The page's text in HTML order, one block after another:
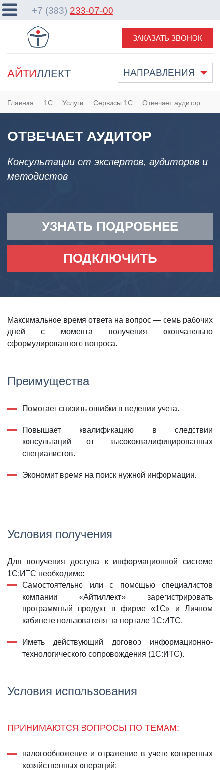
НАПРАВЛЕНИЯ
АЙТИЛЛЕКТ
+7 (383) 233-07-00
ЗАКАЗАТЬ ЗВОНОК
Главная 1С Услуги Сервисы 1С Отвечает аудитор
ОТВЕЧАЕТ АУДИТОР
Консультации от экспертов, аудиторов и
методистов
УЗНАТЬ ПОДРОБНЕЕ
ПОДКЛЮЧИТЬ
Максимальное время ответа на вопрос — семь рабочих
дней с момента получения окончательно
сформулированного вопроса.
Преимущества
Помогает снизить ошибки в ведении учета.
Повышает квалификацию в следствии
консультаций от высококвалифицированных
специалистов.
Экономит время на поиск нужной информации.
Условия получения
Для получения доступа к информационной системе
1С:ИТС необходимо:
Самостоятельно или с помощью специалистов
компании «Айтиллект» зарегистрировать
программный продукт в фирме «1С» и Личном
кабинете пользователя на портале 1С:ИТС.
Иметь действующий договор информационно-
технологического сопровождения (1С:ИТС).
Условия использования
ПРИНИМАЮТСЯ ВОПРОСЫ ПО ТЕМАМ:
налогообложение и отражение в учете конкретных
хозяйственных операций;